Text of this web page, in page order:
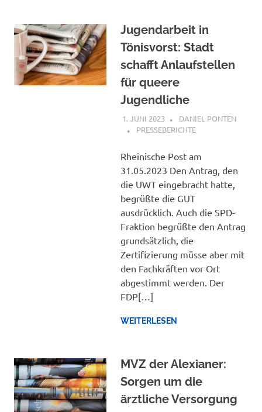
Jugendarbeit in
Tönisvorst: Stadt
schafft Anlaufstellen
für queere
Jugendliche
1. JUNI 2023
DANIEL PONTEN
PRESSEBERICHTE
Rheinische Post am
31.05.2023 Den Antrag, den
die UWT eingebracht hatte,
begrüßte die GUT
ausdrücklich. Auch die SPD-
Fraktion begrüßte den Antrag
grundsätzlich, die
Zertifizierung müsse aber mit
den Fachkräften vor Ort
abgestimmt werden. Der
FDP[…]
WEITERLESEN
MVZ der Alexianer:
Sorgen um die
ärztliche Versorgung